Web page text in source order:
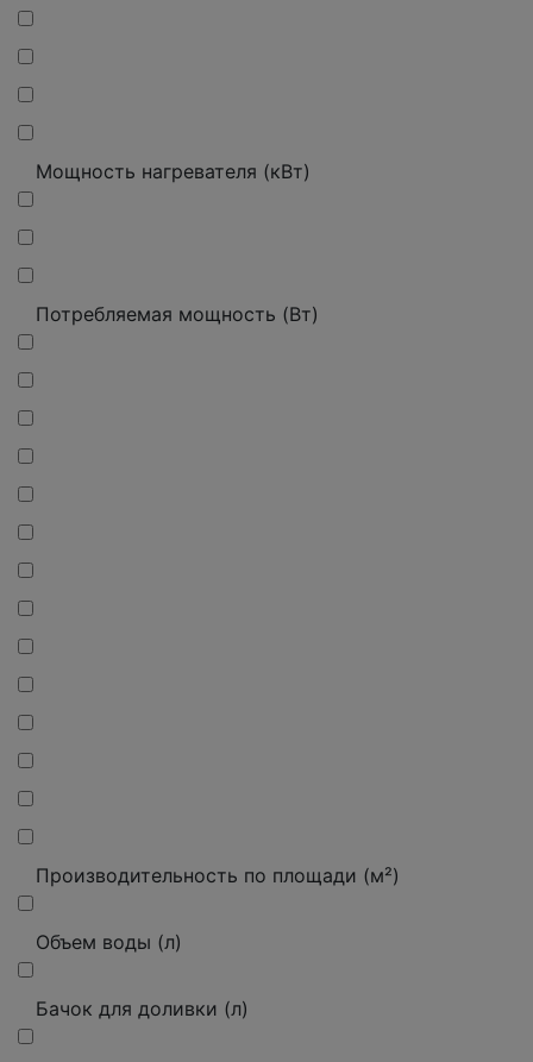
Мощность нагревателя (кВт)
Потребляемая мощность (Вт)
Производительность по площади (м²)
Объем воды (л)
Бачок для доливки (л)